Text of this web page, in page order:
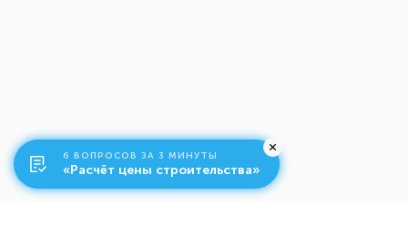
6 ВОПРОСОВ ЗА 3 МИНУТЫ
«Расчёт цены строительства»